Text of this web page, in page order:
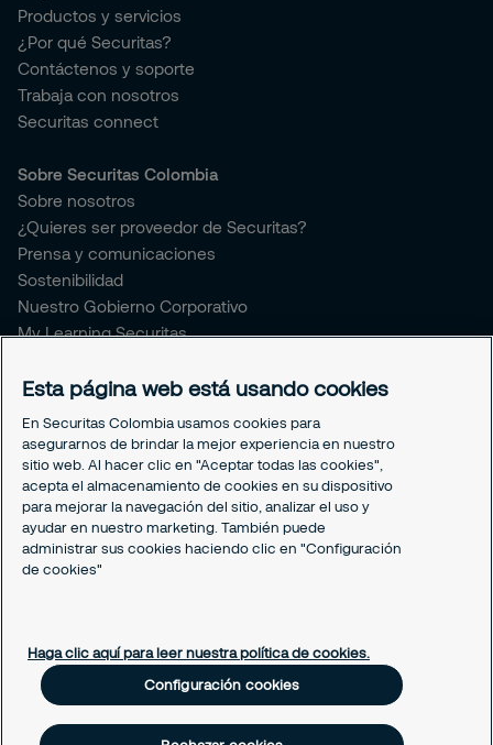
Productos y servicios
¿Por qué Securitas?
Contáctenos y soporte
Trabaja con nosotros
Securitas connect
Sobre Securitas Colombia
Sobre nosotros
¿Quieres ser proveedor de Securitas?
Prensa y comunicaciones
Sostenibilidad
Nuestro Gobierno Corporativo
My Learning Securitas
Soporte empleado
Un café con Securitas
Legal
Nuestras políticas
Política de Protección de datos
Política de Cookies
Esta página web está usando cookies
En Securitas Colombia usamos cookies para
asegurarnos de brindar la mejor experiencia en nuestro
sitio web. Al hacer clic en "Aceptar todas las cookies",
acepta el almacenamiento de cookies en su dispositivo
para mejorar la navegación del sitio, analizar el uso y
ayudar en nuestro marketing. También puede
administrar sus cookies haciendo clic en "Configuración
de cookies"
Haga clic aquí para leer nuestra política de cookies.
Configuración cookies